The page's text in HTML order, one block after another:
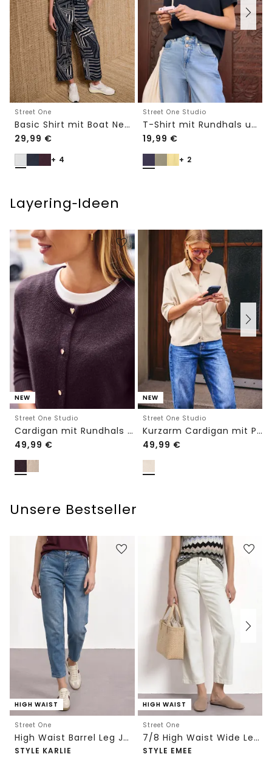
Street One
Basic Shirt mit Boat Neck und Elastikbund
29,99 €
+ 4
Street One Studio
T-Shirt mit Rundhals und Embroidery-Detail
19,99 €
+ 2
Layering‑Ideen
NEW
Street One Studio
Cardigan mit Rundhals und Knöpfen
49,99 €
NEW
Street One Studio
Kurzarm Cardigan mit Polokragen
49,99 €
Unsere Bestseller
HIGH WAIST
Street One
High Waist Barrel Leg Jeans im Loose Fit
STYLE KARLIE
HIGH WAIST
Street One
7/8 High Waist Wide Leg Jeans im Loose Fit
STYLE EMEE